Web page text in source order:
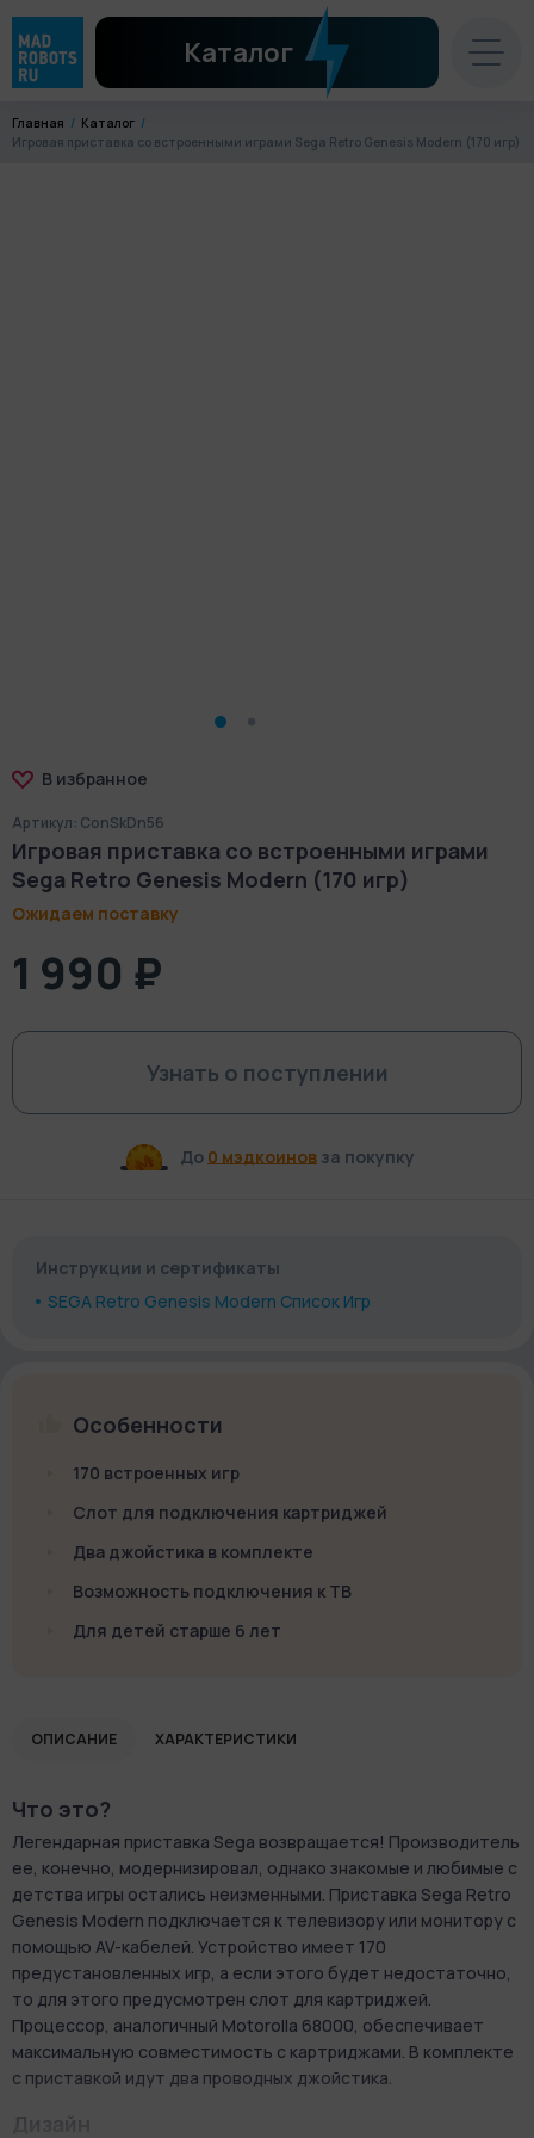
Каталог
Главная
Каталог
Игровая приставка со встроенными играми Sega Retro Genesis Modern (170 игр)
В избранное
Артикул: ConSkDn56
Игровая приставка со встроенными играми
Sega Retro Genesis Modern (170 игр)
Ожидаем поставку
1 990 ₽
Узнать о поступлении
До 0 мэдкоиновза покупку
Инструкции и сертификаты
SEGA Retro Genesis Modern Список Игр
Особенности
170 встроенных игр
Слот для подключения картриджей
Два джойстика в комплекте
Возможность подключения к ТВ
Для детей старше 6 лет
ОПИСАНИЕ ХАРАКТЕРИСТИКИ
Что это?
Легендарная приставка Sega возвращается! Производитель
ее, конечно, модернизировал, однако знакомые и любимые с
детства игры остались неизменными. Приставка Sega Retro
Genesis Modern подключается к телевизору или монитору с
помощью AV-кабелей. Устройство имеет 170
предустановленных игр, а если этого будет недостаточно,
то для этого предусмотрен слот для картриджей.
Процессор, аналогичный Motorolla 68000, обеспечивает
максимальную совместимость с картриджами. В комплекте
с приставкой идут два проводных джойстика.
Дизайн